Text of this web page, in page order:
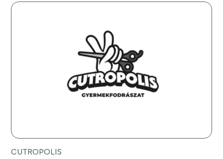
CUTROPOLIS